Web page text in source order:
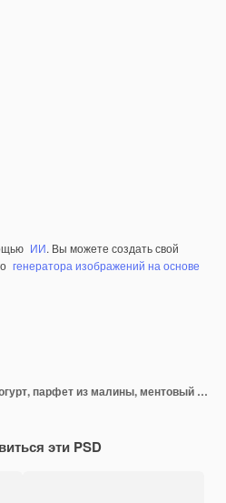
ИИ. Вы можете создать свой
генератора изображений на основе
Вкусный сливочный йогурт, парфет из малины, ментовый гарнитур.
эти PSD